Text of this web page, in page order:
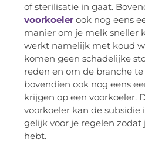
of sterilisatie in gaat.
voorkoeler ook nog eens
manier om je melk sneller
werkt namelijk met koud
komen geen schadelijke
reden en om de branche
bovendien ook nog eens
krijgen op een voorkoeler.
voorkoeler kan de subsidie
gelijk voor je regelen zodat
hebt.